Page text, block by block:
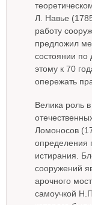
Л. Навье
работу
предложил
состоянии
этому к 70
опережать
Велика роль
Ломоносов
определения
истирания.
сооружений
арочного
самоучкой